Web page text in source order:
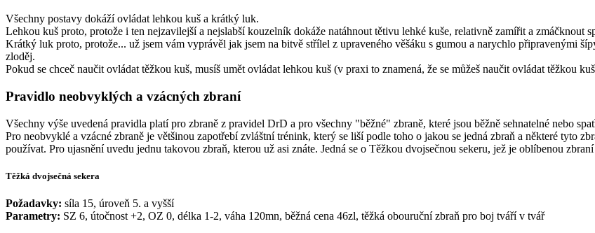
Všechny postavy dokáží ovládat lehkou kuš a krátký luk.
Lehkou kuš proto, protože i ten nejzavilejší a nejslabší kouzelník dokáže natáhnout tětivu lehké kuše, relativně zamířit a zmáčknout
Krátký luk proto, protože... už jsem vám vyprávěl jak jsem na bitvě střílel z upraveného věšáku s gumou a narychlo připravenými
zloděj.
Pokud se chceč naučit ovládat těžkou kuš, musíš umět ovládat lehkou kuš (v praxi to znamená, že se můžeš naučit ovládat těžkou
Pravidlo neobvyklých a vzácných zbraní
Všechny výše uvedená pravidla platí pro zbraně z pravidel DrD a pro všechny "běžné" zbraně, které jsou běžně sehnatelné nebo
Pro neobvyklé a vzácné zbraně je většinou zapotřebí zvláštní trénink, který se liší podle toho o jakou se jedná zbraň a některé tyto
používat. Pro ujasnění uvedu jednu takovou zbraň, kterou už asi znáte. Jedná se o Těžkou dvojsečnou sekeru, jež je oblíbenou
Těžká dvojsečná sekera
Požadavky: síla 15, úroveň 5. a vyšší
Parametry: SZ 6, útočnost +2, OZ 0, délka 1-2, váha 120mn, běžná cena 46zl, těžká obouruční zbraň pro boj tváří v tvář